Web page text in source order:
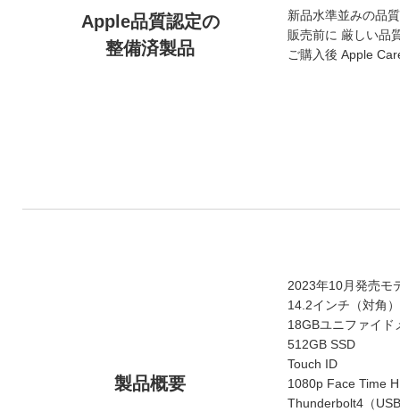
Apple品質認定の
整備済製品
新品水準並みの品
販売前に 厳しい品
ご購入後 Apple
製品概要
2023年10月発売モ
14.2インチ（対角
18GBユニファイド
512GB SSD
Touch ID
1080p Face Time
Thunderbolt4（